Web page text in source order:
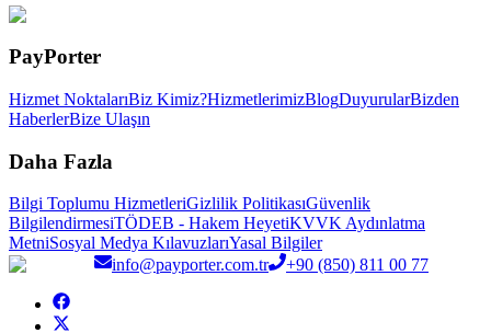
PayPorter
Hizmet NoktalarıBiz Kimiz?HizmetlerimizBlogDuyurularBizden
HaberlerBize Ulaşın
Daha Fazla
Bilgi Toplumu HizmetleriGizlilik PolitikasıGüvenlik
BilgilendirmesiTÖDEB - Hakem HeyetiKVVK Aydınlatma
MetniSosyal Medya KılavuzlarıYasal Bilgiler
info@payporter.com.tr
+90 (850) 811 00 77